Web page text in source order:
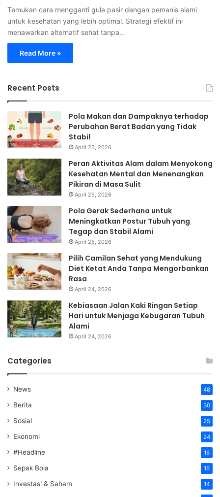
Temukan cara mengganti gula pasir dengan pemanis alami
untuk kesehatan yang lebih optimal. Strategi efektif ini
menawarkan alternatif sehat tanpa…
Read More »
Recent Posts
Pola Makan dan Dampaknya terhadap
Perubahan Berat Badan yang Tidak
Stabil
April 25, 2026
Peran Aktivitas Alam dalam Menyokong
Kesehatan Mental dan Menenangkan
Pikiran di Masa Sulit
April 25, 2026
Pola Gerak Sederhana untuk
Meningkatkan Postur Tubuh yang
Tegap dan Stabil Alami
April 25, 2026
Pilih Camilan Sehat yang Mendukung
Diet Ketat Anda Tanpa Mengorbankan
Rasa
April 24, 2026
Kebiasaan Jalan Kaki Ringan Setiap
Hari untuk Menjaga Kebugaran Tubuh
Alami
April 24, 2026
Categories
News 48
Berita 30
Sosial 25
Ekonomi 24
#Headline 16
Sepak Bola 16
Investasi & Saham 14